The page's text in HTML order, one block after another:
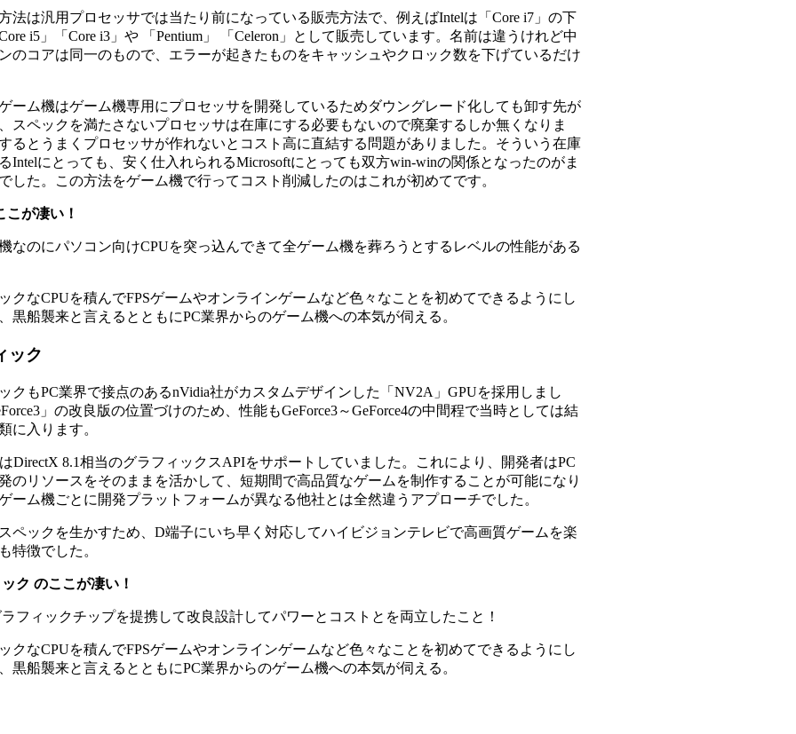
法は汎用プロセッサでは当たり前になっている販売方法で、例えばIntelは「Core i7」の下
i5」「Core i3」や 「Pentium」 「Celeron」として販売しています。名前は違うけれど中
のコアは同一のもので、エラーが起きたものをキャッシュやクロック数を下げているだけ
ーム機はゲーム機専用にプロセッサを開発しているためダウングレード化しても卸す先が
スペックを満たさないプロセッサは在庫にする必要もないので廃棄するしか無くなりま
るとうまくプロセッサが作れないとコスト高に直結する問題がありました。そういう在庫
Intelにとっても、安く仕入れられるMicrosoftにとっても双方win-winの関係となったのがま
した。この方法をゲーム機で行ってコスト削減したのはこれが初めてです。
こが凄い！
なのにパソコン向けCPUを突っ込んできて全ゲーム機を葬ろうとするレベルの性能がある
クなCPUを積んでFPSゲームやオンラインゲームなど色々なことを初めてできるようにし
黒船襲来と言えるとともにPC業界からのゲーム機への本気が伺える。
ック
クもPC業界で接点のあるnVidia社がカスタムデザインした「NV2A」GPUを採用しまし
」の改良版の位置づけのため、性能もGeForce3～GeForce4の中間程で当時としては結
に入ります。
DirectX 8.1相当のグラフィックスAPIをサポートしていました。これにより、開発者はPC
のリソースをそのままを活かして、短期間で高品質なゲームを制作することが可能になり
ーム機ごとに開発プラットフォームが異なる他社とは全然違うアプローチでした。
ペックを生かすため、D端子にいち早く対応してハイビジョンテレビで高画質ゲームを楽
特徴でした。
ク のここが凄い！
フィックチップを提携して改良設計してパワーとコストとを両立したこと！
クなCPUを積んでFPSゲームやオンラインゲームなど色々なことを初めてできるようにし
黒船襲来と言えるとともにPC業界からのゲーム機への本気が伺える。